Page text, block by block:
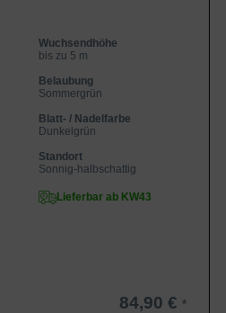
Wuchsendhöhe
bis zu 5 m
Belaubung
Sommergrün
Blatt- / Nadelfarbe
Dunkelgrün
Standort
Sonnig-halbschattig
Lieferbar ab KW43
84,90 €